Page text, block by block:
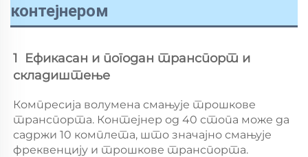
контејнером
1  Ефикасан и погодан транспорт и
складиштење
Компресија волумена смањује трошкове
транспорта. Контејнер од 40 стопа може да
садржи 10 комплета, што значајно смањује
фреквенцију и трошкове транспорта.